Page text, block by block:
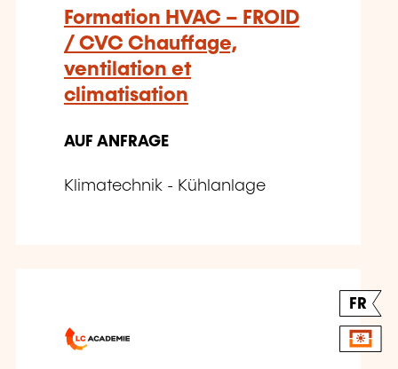
Formation HVAC – FROID
/ CVC Chauffage,
ventilation et
climatisation
AUF ANFRAGE
Klimatechnik - Kühlanlage
FR